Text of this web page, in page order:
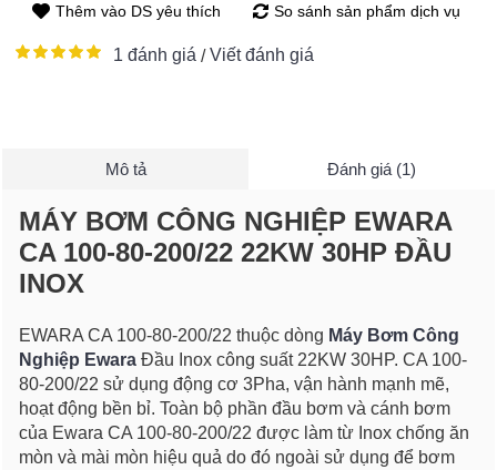
Thêm vào DS yêu thích So sánh sản phẩm dịch vụ
1 đánh giá /Viết đánh giá
Mô tả Đánh giá (1)
MÁY BƠM CÔNG NGHIỆP EWARA
CA 100-80-200/22 22KW 30HP ĐẦU
INOX
EWARA CA 100-80-200/22 thuộc dòng Máy Bơm Công
Nghiệp Ewara Đầu Inox công suất 22KW 30HP. CA 100-
80-200/22 sử dụng động cơ 3Pha, vận hành mạnh mẽ,
hoạt động bền bỉ. Toàn bộ phần đầu bơm và cánh bơm
của Ewara CA 100-80-200/22 được làm từ Inox chống ăn
mòn và mài mòn hiệu quả do đó ngoài sử dụng để bơm